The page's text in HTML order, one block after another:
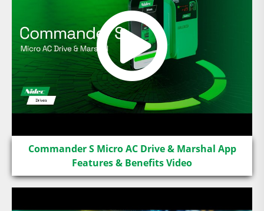
Commander S Micro AC Drive & Marshal App
Features & Benefits Video